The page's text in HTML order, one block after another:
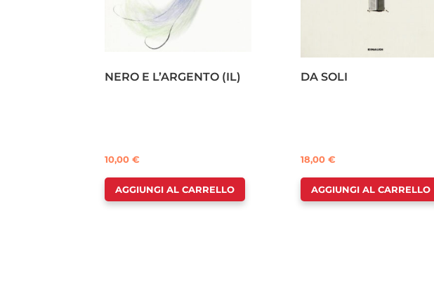
NERO E L’ARGENTO (IL)
10,00€
AGGIUNGI AL CARRELLO
DA SOLI
18,00€
AGGIUNGI AL CARRELLO